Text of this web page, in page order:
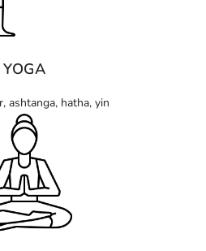
YOGA
ashtanga, hatha, yin